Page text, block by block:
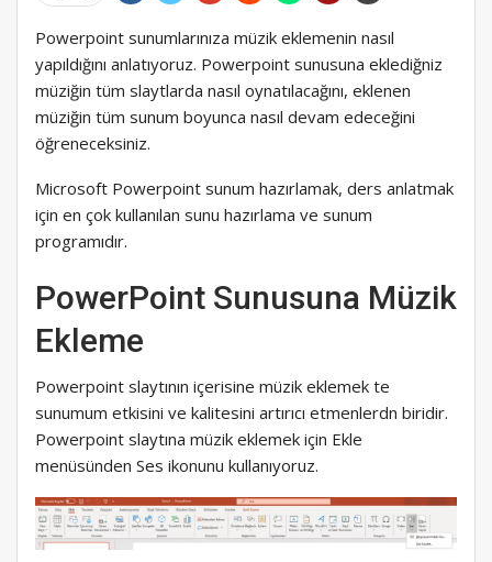
Powerpoint sunumlarınıza müzik eklemenin nasıl
yapıldığını anlatıyoruz. Powerpoint sunusuna eklediğniz
müziğin tüm slaytlarda nasıl oynatılacağını, eklenen
müziğin tüm sunum boyunca nasıl devam edeceğini
öğreneceksiniz.
Microsoft Powerpoint sunum hazırlamak, ders anlatmak
için en çok kullanılan sunu hazırlama ve sunum
programıdır.
PowerPoint Sunusuna Müzik
Ekleme
Powerpoint slaytının içerisine müzik eklemek te
sunumum etkisini ve kalitesini artırıcı etmenlerdn biridir.
Powerpoint slaytına müzik eklemek için Ekle
menüsünden Ses ikonunu kullanıyoruz.